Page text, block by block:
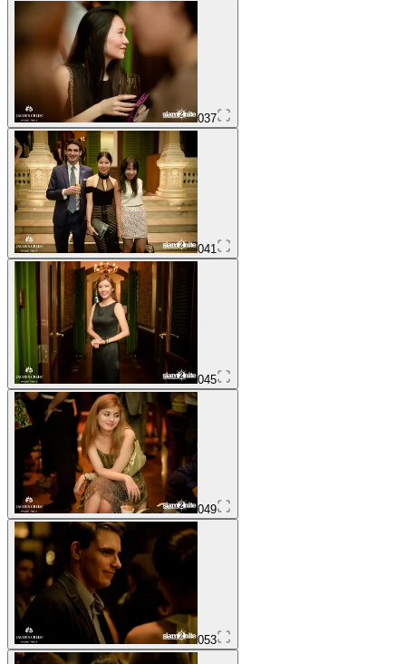
037
041
045
049
053